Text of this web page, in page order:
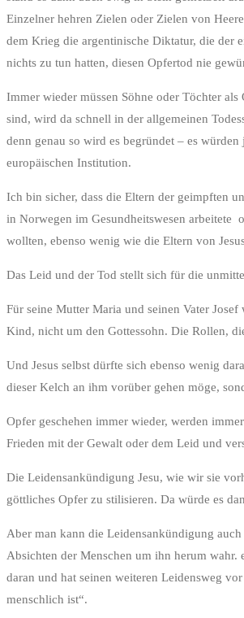
Einzelner hehren Zielen oder Zielen von
dem Krieg die argentinische Diktatur, die der
nichts zu tun hatten, diesen Opfertod nie
Immer wieder müssen Söhne oder Töchter
sind, wird da schnell in der allgemeinen
denn genau so wird es begründet – es
europäischen Institution.
Ich bin sicher, dass die Eltern der geimpften
in Norwegen im Gesundheitswesen arbeitete
wollten, ebenso wenig wie die Eltern von
Das Leid und der Tod stellt sich für die
Für seine Mutter Maria und seinen Vater
Kind, nicht um den Gottessohn. Die Rollen,
Und Jesus selbst dürfte sich ebenso wenig
dieser Kelch an ihm vorüber gehen möge,
Opfer geschehen immer wieder, werden
Frieden mit der Gewalt oder dem Leid und
Die Leidensankündigung Jesu, wie wir sie
göttliches Opfer zu stilisieren. Da würde es
Aber man kann die Leidensankündigung
Absichten der Menschen um ihn herum wahr.
daran und hat seinen weiteren Leidensweg
menschlich ist“.